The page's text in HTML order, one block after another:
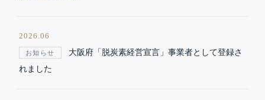
2026.06
お知らせ
大阪府「脱炭素経営宣言」事業者として登録さ
れました